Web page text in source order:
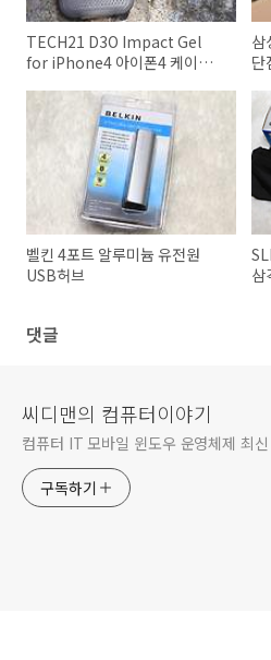
TECH21 D3O Impact Gel
for iPhone4 아이폰4 케이스
삼
단
벨킨 4포트 알루미늄 유전원
USB허브
삼
댓글
씨디맨의 컴퓨터이야기
컴퓨터 IT 모바일 윈도우 운영체제 최
구독하기